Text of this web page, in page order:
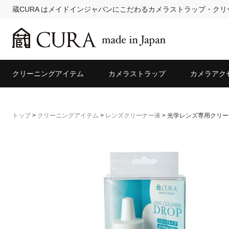
蔵CURA はメイドインジャパンにこだわるカメラストラップ・ク
クリーニングアイテム カメラストラップ カメラアク
トップ> クリーニングアイテム > レンズクリーナー液 > 光学レンズ専用クリ